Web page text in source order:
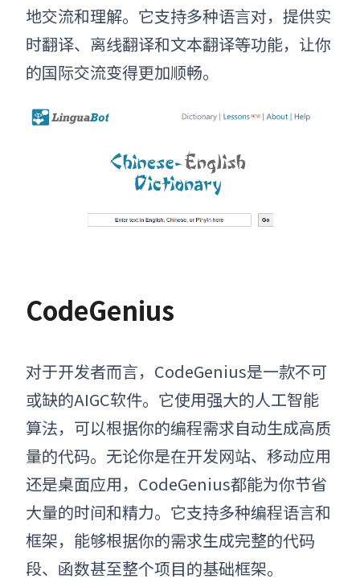
地交流和理解。它支持多种语言对，提供实
时翻译、离线翻译和文本翻译等功能，让你
的国际交流变得更加顺畅。
CodeGenius
对于开发者而言，CodeGenius是一款不可
或缺的AIGC软件。它使用强大的人工智能
算法，可以根据你的编程需求自动生成高质
量的代码。无论你是在开发网站、移动应用
还是桌面应用，CodeGenius都能为你节省
大量的时间和精力。它支持多种编程语言和
框架，能够根据你的需求生成完整的代码
段、函数甚至整个项目的基础框架。